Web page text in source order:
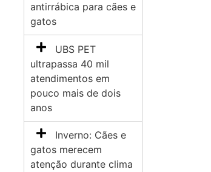
antirrábica para cães e
gatos
UBS PET
ultrapassa 40 mil
atendimentos em
pouco mais de dois
anos
Inverno: Cães e
gatos merecem
atenção durante clima